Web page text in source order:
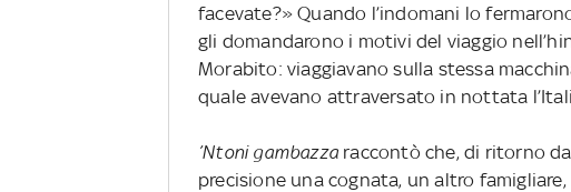
facevate?» Quando l’indomani lo
gli domandarono i motivi del viaggio
Morabito: viaggiavano sulla stessa
quale avevano attraversato in nottata
’Ntoni gambazza raccontò che, di ritorno
precisione una cognata, un altro